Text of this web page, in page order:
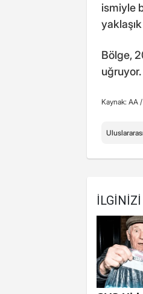
ismiyle
Bölge,
uğruyor.
Kaynak: AA /